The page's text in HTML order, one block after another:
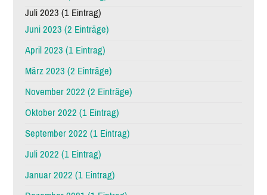
Juli 2023 (1 Eintrag)
Juni 2023 (2 Einträge)
April 2023 (1 Eintrag)
März 2023 (2 Einträge)
November 2022 (2 Einträge)
Oktober 2022 (1 Eintrag)
September 2022 (1 Eintrag)
Juli 2022 (1 Eintrag)
Januar 2022 (1 Eintrag)